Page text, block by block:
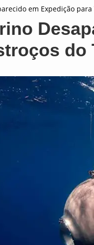
em Expedição